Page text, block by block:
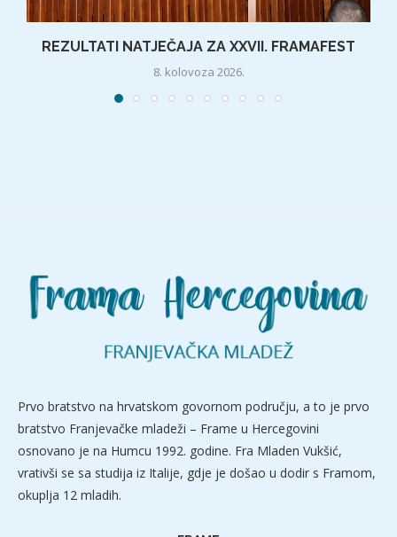
REZULTATI NATJEČAJA ZA XXVII. FRAMAFEST
8. kolovoza 2026.
Prvo bratstvo na hrvatskom govornom području, a to je prvo
bratstvo Franjevačke mladeži – Frame u Hercegovini
osnovano je na Humcu 1992. godine. Fra Mladen Vukšić,
vrativši se sa studija iz Italije, gdje je došao u dodir s Framom,
okuplja 12 mladih.